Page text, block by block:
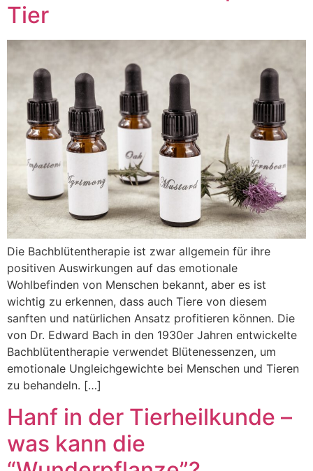
Tier
Die Bachblütentherapie ist zwar allgemein für ihre
positiven Auswirkungen auf das emotionale
Wohlbefinden von Menschen bekannt, aber es ist
wichtig zu erkennen, dass auch Tiere von diesem
sanften und natürlichen Ansatz profitieren können. Die
von Dr. Edward Bach in den 1930er Jahren entwickelte
Bachblütentherapie verwendet Blütenessenzen, um
emotionale Ungleichgewichte bei Menschen und Tieren
zu behandeln. […]
Hanf in der Tierheilkunde –
was kann die